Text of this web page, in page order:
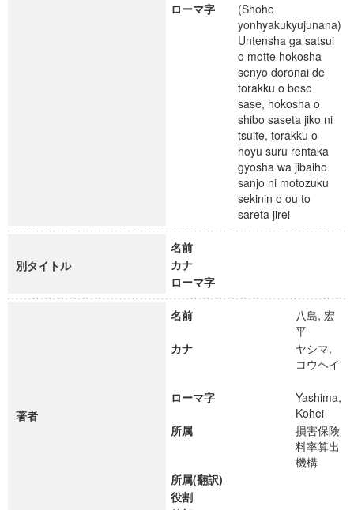
ローマ字
(Shoho
yonhyakukyujunana)
Untensha ga satsui
o motte hokosha
senyo doronai de
torakku o boso
sase, hokosha o
shibo saseta jiko ni
tsuite, torakku o
hoyu suru rentaka
gyosha wa jibaiho
sanjo ni motozuku
sekinin o ou to
sareta jirei
別タイトル
名前
カナ
ローマ字
著者
名前
八島, 宏
平
カナ
ヤシマ,
コウヘイ
ローマ字
Yashima,
Kohei
所属
損害保険
料率算出
機構
所属(翻訳)
役割